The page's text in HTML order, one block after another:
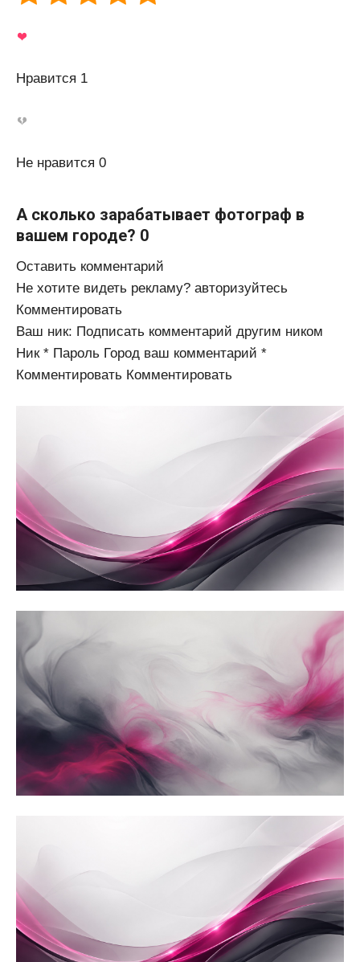
Нравится 1
Не нравится 0
А сколько зарабатывает фотограф в
вашем городе? 0
Оставить комментарий
Не хотите видеть рекламу? авторизуйтесь
Комментировать
Ваш ник: Подписать комментарий другим ником
Ник * Пароль Город ваш комментарий *
Комментировать Комментировать